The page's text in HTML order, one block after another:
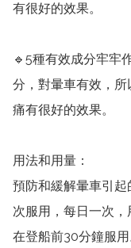
有很好的效果。
🔹5種有效成分牢牢
分，對暈車有效，
痛有很好的效果。
用法和用量：
預防和緩解暈車引
次服用，每日一次
在登船前30分鐘服用